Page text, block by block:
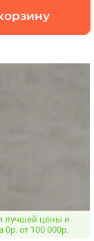
лучшей цены и
0р. от 100 000р.